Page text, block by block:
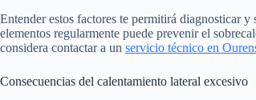
Entender estos factores te permitirá diagnosticar
elementos regularmente puede prevenir el
considera contactar a un servicio técnico en
Consecuencias del calentamiento lateral excesivo